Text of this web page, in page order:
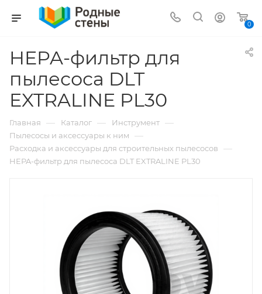
0
HEPA-фильтр для
пылесоса DLT
EXTRALINE PL30
Главная — Каталог — Инструмент —
Пылесосы и аксессуары к ним —
Расходка и аксессуары для строительных пылесосов —
HEPA-фильтр для пылесоса DLT EXTRALINE PL30